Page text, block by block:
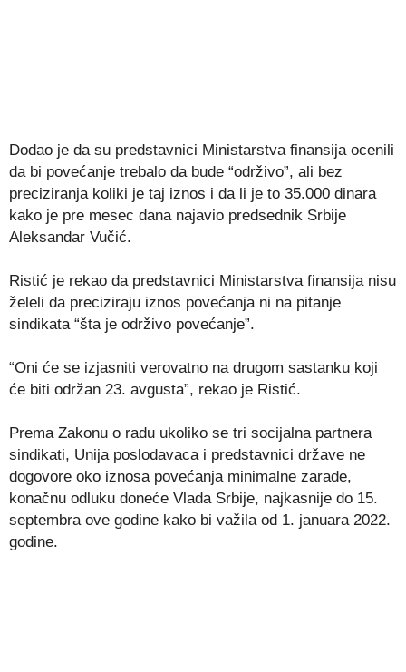
Dodao je da su predstavnici Ministarstva finansija ocenili
da bi povećanje trebalo da bude “održivo”, ali bez
preciziranja koliki je taj iznos i da li je to 35.000 dinara
kako je pre mesec dana najavio predsednik Srbije
Aleksandar Vučić.
Ristić je rekao da predstavnici Ministarstva finansija nisu
želeli da preciziraju iznos povećanja ni na pitanje
sindikata “šta je održivo povećanje”.
“Oni će se izjasniti verovatno na drugom sastanku koji
će biti održan 23. avgusta”, rekao je Ristić.
Prema Zakonu o radu ukoliko se tri socijalna partnera
sindikati, Unija poslodavaca i predstavnici države ne
dogovore oko iznosa povećanja minimalne zarade,
konačnu odluku doneće Vlada Srbije, najkasnije do 15.
septembra ove godine kako bi važila od 1. januara 2022.
godine.